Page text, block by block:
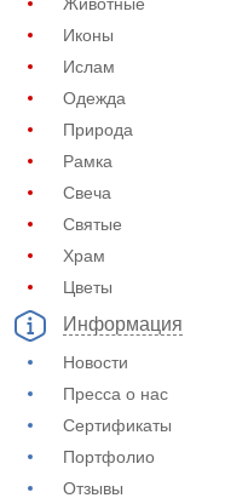
Иконы
Ислам
Одежда
Природа
Рамка
Свеча
Святые
Храм
Цветы
Информация
Новости
Пресса о нас
Сертификаты
Портфолио
Отзывы